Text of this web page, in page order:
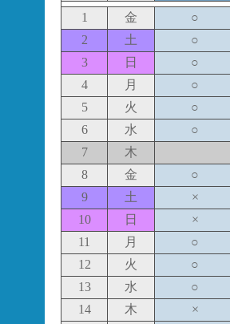
1 金 ○
2
土 ○
3
日 ○
4
月 ○
5
火 ○
6
水 ○
7
木
8
金 ○
9
土 ×
10
日 ×
11
月 ○
12
火 ○
13
水 ○
14
木 ×